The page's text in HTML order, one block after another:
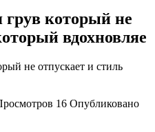
который не
вдохновляе
16 Опубликовано